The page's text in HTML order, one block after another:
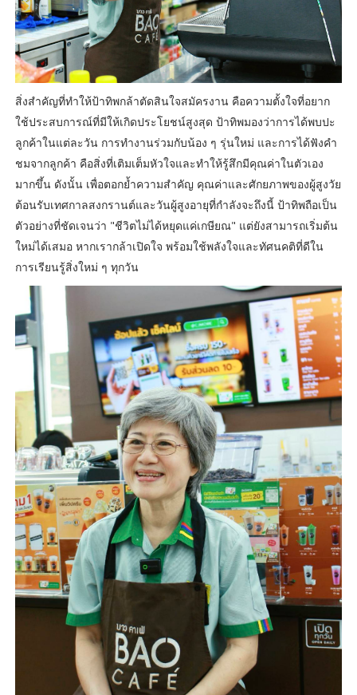
สิ่งสำคัญที่ทำให้ป้าทิพกล้าตัดสินใจสมัครงาน คือความตั้งใจที่อยาก
ใช้ประสบการณ์ที่มีให้เกิดประโยชน์สูงสุด ป้าทิพมองว่าการได้พบปะ
ลูกค้าในแต่ละวัน การทำงานร่วมกับน้อง ๆ รุ่นใหม่ และการได้ฟังคำ
ชมจากลูกค้า คือสิ่งที่เติมเต็มหัวใจและทำให้รู้สึกมีคุณค่าในตัวเอง
มากขึ้น ดังนั้น เพื่อตอกย้ำความสำคัญ คุณค่าและศักยภาพของผู้สูงวัย
ต้อนรับเทศกาลสงกรานต์และวันผู้สูงอายุที่กำลังจะถึงนี้ ป้าทิพถือเป็น
ตัวอย่างที่ชัดเจนว่า "ชีวิตไม่ได้หยุดแค่เกษียณ" แต่ยังสามารถเริ่มต้น
ใหม่ได้เสมอ หากเรากล้าเปิดใจ พร้อมใช้พลังใจและทัศนคติที่ดีใน
การเรียนรู้สิ่งใหม่ ๆ ทุกวัน